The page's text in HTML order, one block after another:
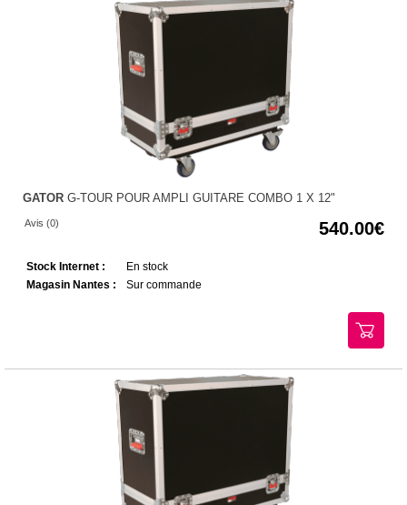
GATOR G-TOUR POUR AMPLI GUITARE COMBO 1 X 12"
Avis (0) 540.00
Stock Internet :
En stock
Magasin Nantes :
Sur commande